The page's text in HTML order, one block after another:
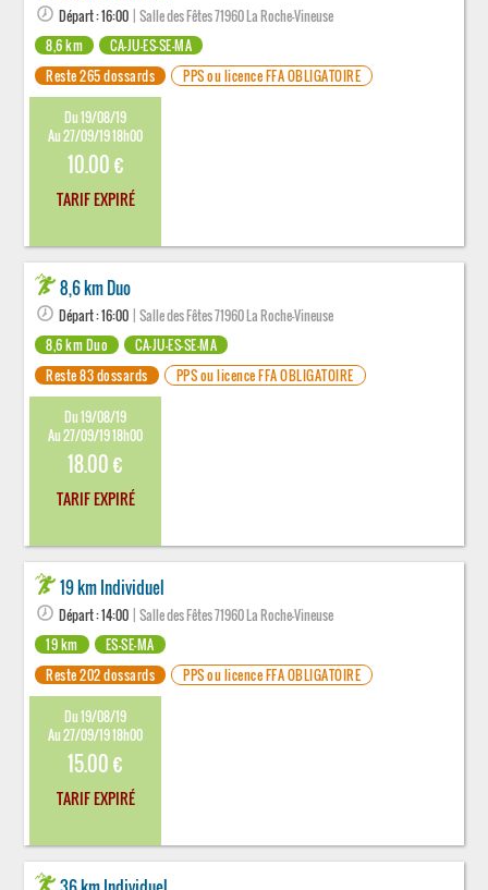
Départ : 16:00 | Salle des Fêtes 71960 La Roche-Vineuse
8,6 km
CA-JU-ES-SE-MA
Reste 265 dossards
PPS ou licence FFA OBLIGATOIRE
Du 19/08/19
Au 27/09/19 18h00
10.00 €
TARIF EXPIRÉ
8,6 km Duo
Départ : 16:00 | Salle des Fêtes 71960 La Roche-Vineuse
8,6 km Duo
CA-JU-ES-SE-MA
Reste 83 dossards
PPS ou licence FFA OBLIGATOIRE
Du 19/08/19
Au 27/09/19 18h00
18.00 €
TARIF EXPIRÉ
19 km Individuel
Départ : 14:00 | Salle des Fêtes 71960 La Roche-Vineuse
19 km
ES-SE-MA
Reste 202 dossards
PPS ou licence FFA OBLIGATOIRE
Du 19/08/19
Au 27/09/19 18h00
15.00 €
TARIF EXPIRÉ